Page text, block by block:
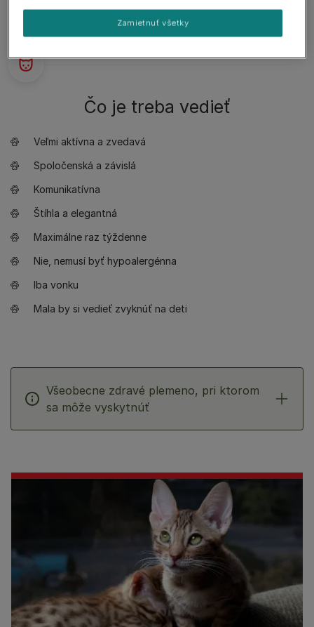
Čo je treba vedieť
Veľmi aktívna a zvedavá
Spoločenská a závislá
Komunikatívna
Štíhla a elegantná
Maximálne raz týždenne
Nie, nemusí byť hypoalergénna
Iba vonku
Mala by si vedieť zvyknúť na deti
Všeobecne zdravé plemeno, pri ktorom
sa môže vyskytnúť
Zamietnuť všetky